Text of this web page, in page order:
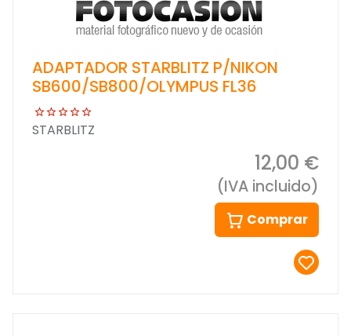
ADAPTADOR STARBLITZ P/NIKON
SB600/SB800/OLYMPUS FL36
STARBLITZ
12,00 €
(IVA incluido)
Comprar